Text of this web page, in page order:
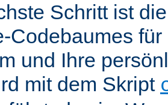
Schritt ist
Codebaumes
und Ihre
mit dem Skript